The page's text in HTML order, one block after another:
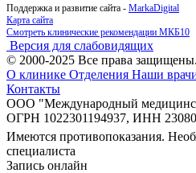
Поддержка и развитие сайта - MarkaDigital
Карта сайта
Смотреть клинические рекомендации МКБ10
Версия для слабовидящих
© 2000-2025 Все права защищены.
О клинике Отделения Наши
Контакты
ООО "Международный
ОГРН 1022301194937, ИНН
Имеются противопоказания.
специалиста
Запись онлайн